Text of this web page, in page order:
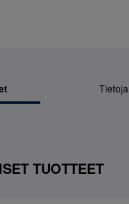
Tietoja
TUOTTEET